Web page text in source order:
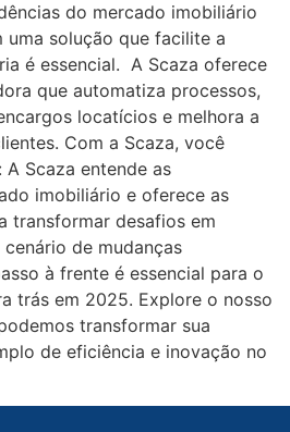
do mercado imobiliário
solução que facilite a
é essencial. A Scaza oferece
que automatiza processos,
locatícios e melhora a
Com a Scaza, você
Scaza entende as
imobiliário e oferece as
transformar desafios em
de mudanças
à frente é essencial para o
trás em 2025. Explore o nosso
transformar sua
de eficiência e inovação no